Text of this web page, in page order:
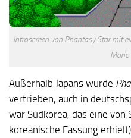
Introscreen von Phantasy Star mit
Mario
Außerhalb Japans wurde
vertrieben, auch in
war Südkorea, das eine von
koreanische Fassung